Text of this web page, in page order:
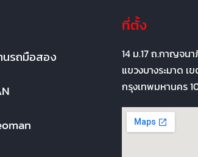
รถมือสอง
ที่ตั้ง
14 ม.17 ถ.กาญจนา
แขวงบางระมาด เ
กรุงเทพมหานคร